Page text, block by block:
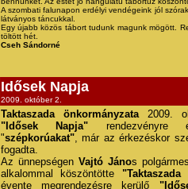
A szombati falunapon erdélyi vendégeink jól
látványos táncukkal.
Egy újabb közös tábort tudunk magunk mögött.
töltött hét.
Cseh Sándorné
Idősek Napja
2009. október 2.
Taktaszada önkormányzata 2009.
"Idősek Napja" rendezvényre
"szépkorúakat", már az érkezéskor
fogadta.
Az ünnepségen Vajtó János
alkalommal köszöntötte
évente megrendezésre kerülő